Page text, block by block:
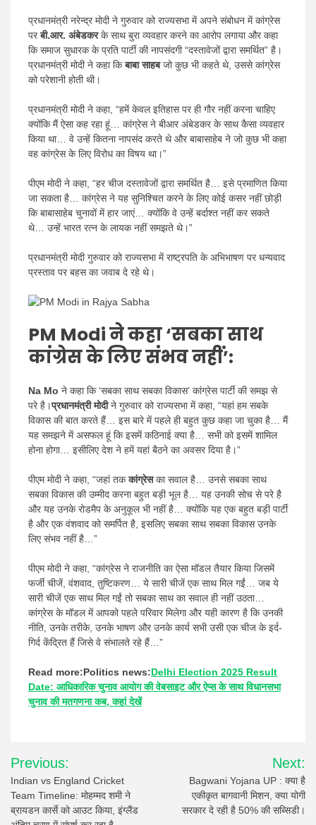
प्रधानमंत्री नरेन्द्र मोदी ने गुरुवार को राज्यसभा में अपने संबोधन में कांग्रेस
परबी.आर. अंबेडकरके साथ बुरा व्यवहार करने का आरोप लगाया और कहा
कि समाज सुधारक के प्रति पार्टी की नापसंदगी “दस्तावेजों द्वारा समर्थित” है।
प्रधानमंत्री मोदी ने कहा किबाबा साहबजो कुछ भी कहते थे, उससे कांग्रेस
को परेशानी होती थी।
प्रधानमंत्री मोदी ने कहा, “हमें केवल इतिहास पर ही गौर नहीं करना चाहिए
क्योंकि मैं ऐसा कह रहा हूं… कांग्रेस ने बीआर अंबेडकर के साथ कैसा व्यवहार
किया था… वे उन्हें कितना नापसंद करते थे और बाबासाहेब ने जो कुछ भी कहा
वह कांग्रेस के लिए विरोध का विषय था।”
पीएम मोदी ने कहा, “हर चीज दस्तावेजों द्वारा समर्थित है… इसे प्रमाणित किया
जा सकता है… कांग्रेस ने यह सुनिश्चित करने के लिए कोई कसर नहीं छोड़ी
कि बाबासाहेब चुनावों में हार जाएं… क्योंकि वे उन्हें बर्दाश्त नहीं कर सकते
थे… उन्हें भारत रत्न के लायक नहीं समझते थे।”
प्रधानमंत्री मोदी गुरुवार को राज्यसभा में राष्ट्रपति के अभिभाषण पर धन्यवाद
प्रस्ताव पर बहस का जवाब दे रहे थे।
PM Modi नेकहा‘सबका साथ
कांग्रेस के लिए संभव नहीं’:
Na Mo ने कहा कि ‘सबका साथ सबका विकास’ कांग्रेस पार्टी की समझ से
परे है।प्रधानमंत्री मोदीने गुरुवार को राज्यसभा में कहा, “यहां हम सबके
विकास की बात करते हैं… इस बारे में पहले ही बहुत कुछ कहा जा चुका है… मैं
यह समझने में असफल हूं कि इसमें कठिनाई क्या है… सभी को इसमें शामिल
होना होगा… इसीलिए देश ने हमें यहां बैठने का अवसर दिया है।”
पीएम मोदी ने कहा, “जहां तक ​​कांग्रेसका सवाल है… उनसे सबका साथ
सबका विकास की उम्मीद करना बहुत बड़ी भूल है… यह उनकी सोच से परे है
और यह उनके रोडमैप के अनुकूल भी नहीं है… क्योंकि यह एक बहुत बड़ी पार्टी
है और एक वंशवाद को समर्पित है, इसलिए सबका साथ सबका विकास उनके
लिए संभव नहीं है…”
पीएम मोदी ने कहा, “कांग्रेस ने राजनीति का ऐसा मॉडल तैयार किया जिसमें
फर्जी चीजें, वंशवाद, तुष्टिकरण… ये सारी चीजें एक साथ मिल गईं… जब ये
सारी चीजें एक साथ मिल गईं तो सबका साथ का सवाल ही नहीं उठता…
कांग्रेस के मॉडल में आपको पहले परिवार मिलेगा और यही कारण है कि उनकी
नीति, उनके तरीके, उनके भाषण और उनके कार्य सभी उसी एक चीज के इर्द-
गिर्द केंद्रित हैं जिसे वे संभालते रहे हैं…”
Read more:Politics news:Delhi Election 2025 Result
Date: आधिकारिक चुनाव आयोग की वेबसाइट और ऐप्स के साथ विधानसभा
चुनाव की मतगणना कब, कहां देखें
Post
navigation
Previous:
Indian vs England Cricket
Team Timeline: मोहम्मद शमी ने
ब्रायडन कार्से को आउट किया, इंग्लैंड
Next:
Bagwani Yojana UP : क्या है
एकीकृत बागवानी मिशन, क्या योगी
सरकार दे रही है 50% की सब्सिडी।